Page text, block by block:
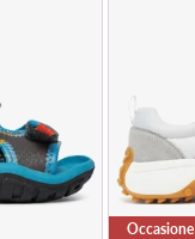
Occasione